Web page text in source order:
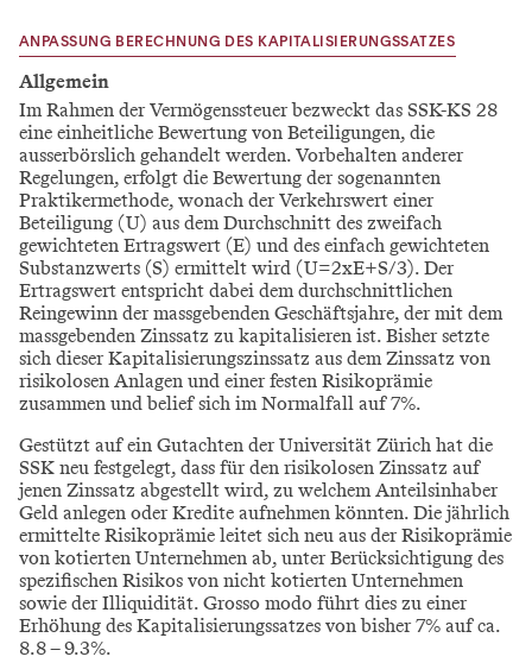
ANPASSUNG BERECHNUNG DES KAPITALISIERUNGSSATZES
Allgemein
Im Rahmen der Vermögenssteuer bezweckt das SSK-KS 28
eine einheitliche Bewertung von Beteiligungen, die
ausserbörslich gehandelt werden. Vorbehalten anderer
Regelungen, erfolgt die Bewertung der sogenannten
Praktikermethode, wonach der Verkehrswert einer
Beteiligung (U) aus dem Durchschnitt des zweifach
gewichteten Ertragswert (E) und des einfach gewichteten
Substanzwerts (S) ermittelt wird (U=2xE+S/3). Der
Ertragswert entspricht dabei dem durchschnittlichen
Reingewinn der massgebenden Geschäftsjahre, der mit dem
massgebenden Zinssatz zu kapitalisieren ist. Bisher setzte
sich dieser Kapitalisierungszinssatz aus dem Zinssatz von
risikolosen Anlagen und einer festen Risikoprämie
zusammen und belief sich im Normalfall auf 7%.
Gestützt auf ein Gutachten der Universität Zürich hat die
SSK neu festgelegt, dass für den risikolosen Zinssatz auf
jenen Zinssatz abgestellt wird, zu welchem Anteilsinhaber
Geld anlegen oder Kredite aufnehmen könnten. Die jährlich
ermittelte Risikoprämie leitet sich neu aus der Risikoprämie
von kotierten Unternehmen ab, unter Berücksichtigung des
spezifischen Risikos von nicht kotierten Unternehmen
sowie der Illiquidität. Grosso modo führt dies zu einer
Erhöhung des Kapitalisierungssatzes von bisher 7% auf ca.
8.8 – 9.3%.